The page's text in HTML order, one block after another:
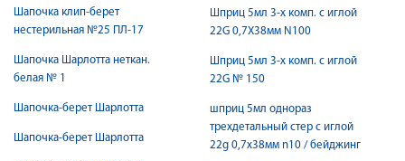
Шапочка клип-берет
нестерильная №25 ПЛ-17
Шапочка Шарлотта неткан.
белая № 1
Шапочка-берет Шарлотта
Шапочка-берет Шарлотта
Шприц 5мл 3-х комп. с иглой
22G 0,7X38мм N100
Шприц 5мл 3-х комп. с иглой
22G № 150
шприц 5мл однораз
трехдетальный стер c иглой
22g 0,7х38мм n10 / бейджинг